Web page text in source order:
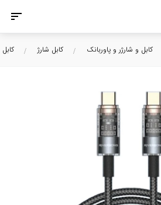
کابل و شارژر و پاوربانک کابل شارژ